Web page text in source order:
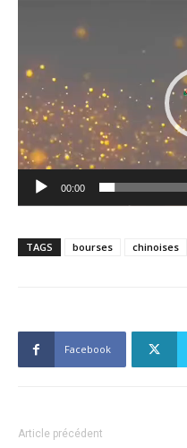
00:00
TAGS bourses chinoises
Facebook
Article précédent